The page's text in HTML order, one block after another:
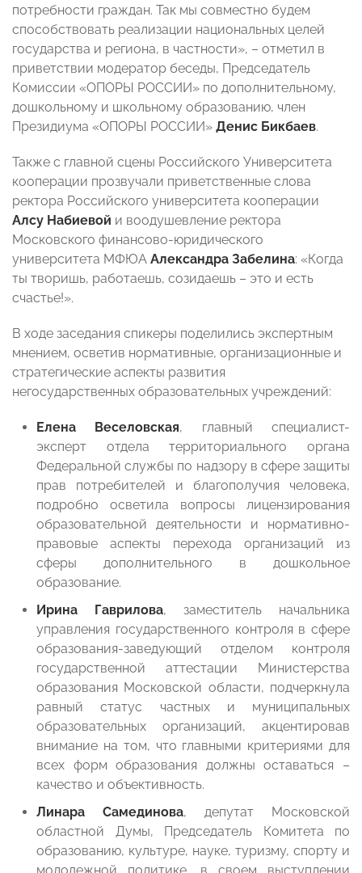
потребности граждан. Так мы совместно будем
способствовать реализации национальных целей
государства и региона, в частности», – отметил в
приветствии модератор беседы, Председатель
Комиссии «ОПОРЫ РОССИИ» по дополнительному,
дошкольному и школьному образованию, член
Президиума «ОПОРЫ РОССИИ» Денис Бикбаев.
Также с главной сцены Российского Университета
кооперации прозвучали приветственные слова
ректора Российского университета кооперации
Алсу Набиевой и воодушевление ректора
Московского финансово-юридического
университета МФЮА Александра Забелина: «Когда
ты творишь, работаешь, созидаешь – это и есть
счастье!».
В ходе заседания спикеры поделились экспертным
мнением, осветив нормативные, организационные и
стратегические аспекты развития
негосударственных образовательных учреждений:
Елена Веселовская, главный специалист-
эксперт отдела территориального органа
Федеральной службы по надзору в сфере защиты
прав потребителей и благополучия человека,
подробно осветила вопросы лицензирования
образовательной деятельности и нормативно-
правовые аспекты перехода организаций из
сферы дополнительного в дошкольное
образование.
Ирина Гаврилова, заместитель начальника
управления государственного контроля в сфере
образования-заведующий отделом контроля
государственной аттестации Министерства
образования Московской области, подчеркнула
равный статус частных и муниципальных
образовательных организаций, акцентировав
внимание на том, что главными критериями для
всех форм образования должны оставаться –
качество и объективность.
Линара Самединова, депутат Московской
областной Думы, Председатель Комитета по
образованию, культуре, науке, туризму, спорту и